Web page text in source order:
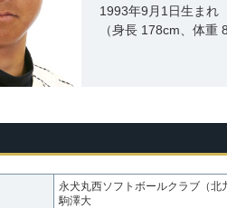
1993年9月1日生まれ
（身長 178cm、体重
永犬丸西ソフトボールクラブ（
駒澤大